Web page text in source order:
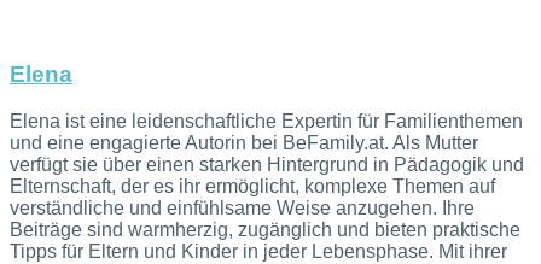
Elena
Elena ist eine leidenschaftliche Expertin für Familienthemen
und eine engagierte Autorin bei BeFamily.at. Als Mutter
verfügt sie über einen starken Hintergrund in Pädagogik und
Elternschaft, der es ihr ermöglicht, komplexe Themen auf
verständliche und einfühlsame Weise anzugehen. Ihre
Beiträge sind warmherzig, zugänglich und bieten praktische
Tipps für Eltern und Kinder in jeder Lebensphase. Mit ihrer